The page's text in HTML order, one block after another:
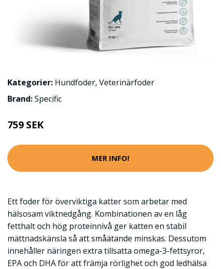
Kategorier: Hundfoder, Veterinärfoder
Brand:Specific
759 SEK
MER INFO!
Ett foder för överviktiga katter som arbetar med
hälsosam viktnedgång. Kombinationen av en låg
fetthalt och hög proteinnivå ger katten en stabil
mättnadskänsla så att småätande minskas. Dessutom
innehåller näringen extra tillsatta omega-3-fettsyror,
EPA och DHA för att främja rörlighet och god ledhälsa